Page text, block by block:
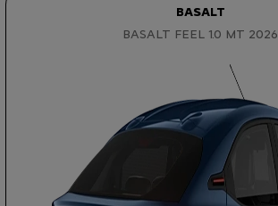
BASALT
BASALT FEEL 1.0 MT 2026